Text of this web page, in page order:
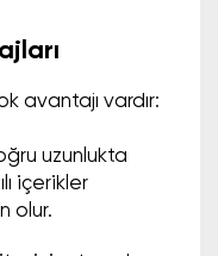
avantajı vardır:
uzunlukta
içerikler
olur.